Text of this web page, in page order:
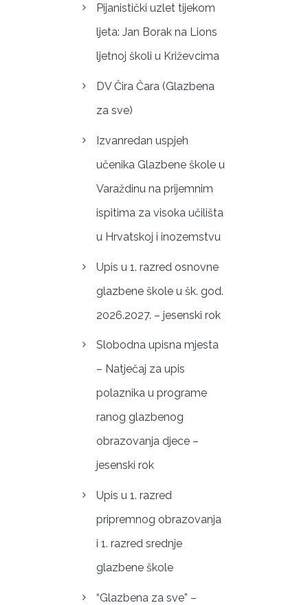
Pijanistički uzlet tijekom
ljeta: Jan Borak na Lions
ljetnoj školi u Križevcima
DV Čira Čara (Glazbena
za sve)
Izvanredan uspjeh
učenika Glazbene škole u
Varaždinu na prijemnim
ispitima za visoka učilišta
u Hrvatskoj i inozemstvu
Upis u 1. razred osnovne
glazbene škole u šk. god.
2026.2027. – jesenski rok
Slobodna upisna mjesta
– Natječaj za upis
polaznika u programe
ranog glazbenog
obrazovanja djece –
jesenski rok
Upis u 1. razred
pripremnog obrazovanja
i 1. razred srednje
glazbene škole
“Glazbena za sve” –